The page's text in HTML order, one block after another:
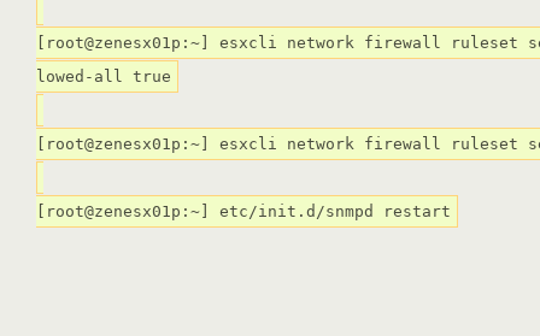
[root@zenesx01p:~] esxcli network firewall
lowed-all true
[root@zenesx01p:~] esxcli network firewall
[root@zenesx01p:~] etc/init.d/snmpd restart